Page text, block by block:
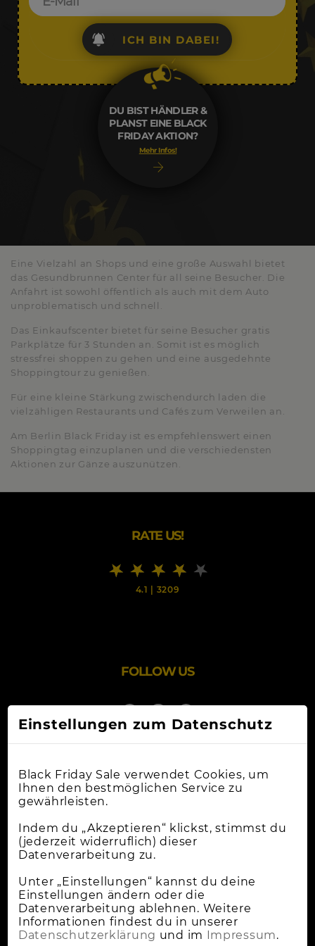
DU BIST HÄNDLER &
PLANST EINE BLACK
FRIDAY AKTION?
Mehr Infos!
ICH BIN DABEI!
Eine Vielzahl an Shops und eine große Auswahl bietet
das Gesundbrunnen Center für all seine Besucher. Die
Anfahrt ist sowohl öffentlich als auch mit dem Auto
unproblematisch und schnell.
Das Einkaufscenter bietet für seine Besucher gratis
Parkplätze für 3 Stunden an. Somit ist es möglich
stressfrei shoppen zu gehen und eine ausgedehnte
Shoppingtour zu genießen.
Für eine kleine Stärkung zwischendurch laden die
vielzähligen Restaurants und Cafés zum Verweilen an.
Am Berlin Black Friday ist es empfehlenswert einen
Shoppingtag einzuplanen und die verschiedensten
Aktionen zur Gänze auszunützen.
RATE US!
4.1 | 3209
FOLLOW US
Online-Shops
Apple Deals
Cybermonday
News
Wann Ist Black Friday?
Einstellungen zum Datenschutz
Black Friday Sale verwendet Cookies, um
Ihnen den bestmöglichen Service zu
gewährleisten.
Indem du „Akzeptieren“ klickst, stimmst du
(jederzeit widerruflich) dieser
Datenverarbeitung zu.
Unter „Einstellungen“ kannst du deine
Einstellungen ändern oder die
Datenverarbeitung ablehnen. Weitere
Informationen findest du in unserer
Datenschutzerklärung und im Impressum.